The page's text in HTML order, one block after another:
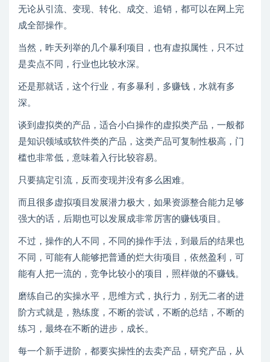
无论从引流、变现、转化、成交、追销，都可以在网上完
成全部操作。
当然，昨天列举的几个暴利项目，也有虚拟属性，只不过
是卖点不同，行业也比较水深。
还是那就话，这个行业，有多暴利，多赚钱，水就有多
深。
谈到虚拟类的产品，适合小白操作的虚拟类产品，一般都
是知识领域或软件类的产品，这类产品可复制性极高，门
槛也非常低，意味着入行比较容易。
只要搞定引流，反而变现并没有多么困难。
而且很多虚拟项目发展潜力极大，如果资源整合能力足够
强大的话，后期也可以发展成非常厉害的赚钱项目。
不过，操作的人不同，不同的操作手法，到最后的结果也
不同，可能有人能够把普通的烂大街项目，依然盈利，可
能有人把一流的，竞争比较小的项目，照样做的不赚钱。
磨练自己的实操水平，思维方式，执行力，别无二者的进
阶方式就是，熟练度，不断的尝试，不断的总结，不断的
练习，最终在不断的进步，成长。
每一个新手进阶，都要实操性的去卖产品，研究产品，从